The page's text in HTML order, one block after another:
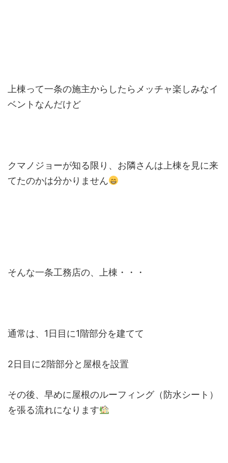
上棟って一条の施主からしたらメッチャ楽しみなイ
ベントなんだけど
クマノジョーが知る限り、お隣さんは上棟を見に来
てたのかは分かりません
そんな一条工務店の、上棟・・・
通常は、1日目に1階部分を建てて
2日目に2階部分と屋根を設置
その後、早めに屋根のルーフィング（防水シート）
を張る流れになります